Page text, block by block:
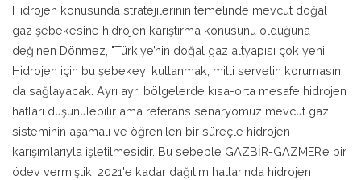
Hidrojen konusunda stratejilerinin temelinde mevcut doğal
gaz şebekesine hidrojen karıştırma konusunu olduğuna
değinen Dönmez, "Türkiye’nin doğal gaz altyapısı çok yeni.
Hidrojen için bu şebekeyi kullanmak, milli servetin korumasını
da sağlayacak. Ayrı ayrı bölgelerde kısa-orta mesafe hidrojen
hatları düşünülebilir ama referans senaryomuz mevcut gaz
sisteminin aşamalı ve öğrenilen bir süreçle hidrojen
karışımlarıyla işletilmesidir. Bu sebeple GAZBİR-GAZMER’e bir
ödev vermiştik. 2021'e kadar dağıtım hatlarında hidrojen